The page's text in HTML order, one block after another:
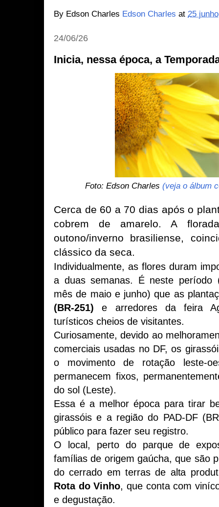
By Edson Charles Edson Charles at 25 junho
24/06/26
Inicia, nessa época, a
Foto: Edson Charles(veja o álbum
Cerca de 60 a 70 dias após o
cobrem de amarelo. A
outono/inverno brasiliense,
clássico da seca.
Individualmente, as flores duram
a duas semanas. É neste período
mês de maio e junho) que as
(BR-251) e arredores da feira
turísticos cheios de visitantes.
Curiosamente, devido ao
comerciais usadas no DF, os
o movimento de rotação leste-
permanecem fixos,
do sol (Leste).
Essa é a melhor época para tirar
girassóis e a região do PAD-DF
público para fazer seu registro.
O local, perto do parque de
famílias de origem gaúcha, que são
do cerrado em terras de alta
Rota do Vinho, que conta com
e degustação.